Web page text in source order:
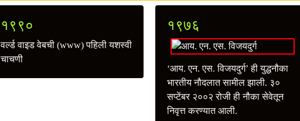
१९९०
वर्ल्ड वाइड वेबची (www) पहिली यशस्वी
चाचणी
१९७६
‘आय. एन. एस. विजयदुर्ग’ ही युद्धनौका
भारतीय नौदलात सामील झाली. ३०
सप्टेंबर २००२ रोजी ही नौका सेवेतून
निवृत्त करण्यात आली.